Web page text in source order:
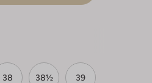
38 38½ 39